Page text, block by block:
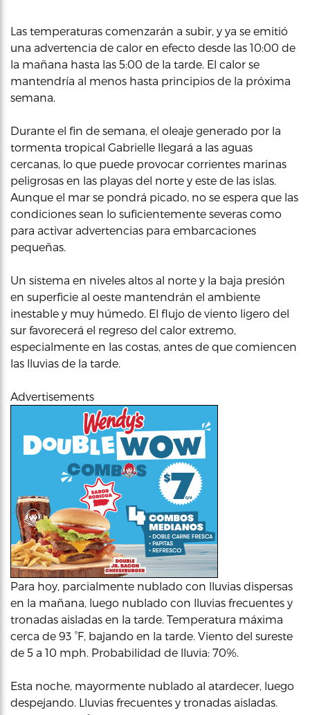
Las temperaturas comenzarán a subir, y ya se emitió
una advertencia de calor en efecto desde las 10:00 de
la mañana hasta las 5:00 de la tarde. El calor se
mantendría al menos hasta principios de la próxima
semana.
Durante el fin de semana, el oleaje generado por la
tormenta tropical Gabrielle llegará a las aguas
cercanas, lo que puede provocar corrientes marinas
peligrosas en las playas del norte y este de las islas.
Aunque el mar se pondrá picado, no se espera que las
condiciones sean lo suficientemente severas como
para activar advertencias para embarcaciones
pequeñas.
Un sistema en niveles altos al norte y la baja presión
en superficie al oeste mantendrán el ambiente
inestable y muy húmedo. El flujo de viento ligero del
sur favorecerá el regreso del calor extremo,
especialmente en las costas, antes de que comiencen
las lluvias de la tarde.
Advertisements
Para hoy, parcialmente nublado con lluvias dispersas
en la mañana, luego nublado con lluvias frecuentes y
tronadas aisladas en la tarde. Temperatura máxima
cerca de 93 °F, bajando en la tarde. Viento del sureste
de 5 a 10 mph. Probabilidad de lluvia: 70%.
Esta noche, mayormente nublado al atardecer, luego
despejando. Lluvias frecuentes y tronadas aisladas.